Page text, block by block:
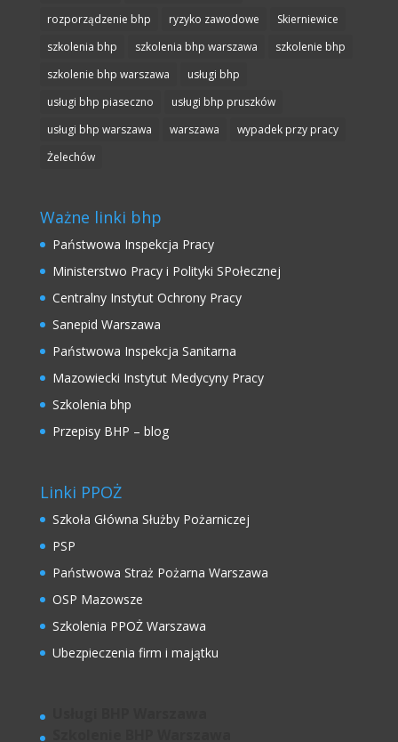
rozporządzenie bhp
ryzyko zawodowe
Skierniewice
szkolenia bhp
szkolenia bhp warszawa
szkolenie bhp
szkolenie bhp warszawa
usługi bhp
usługi bhp piaseczno
usługi bhp pruszków
usługi bhp warszawa
warszawa
wypadek przy pracy
Żelechów
Ważne linki bhp
Państwowa Inspekcja Pracy
Ministerstwo Pracy i Polityki SPołecznej
Centralny Instytut Ochrony Pracy
Sanepid Warszawa
Państwowa Inspekcja Sanitarna
Mazowiecki Instytut Medycyny Pracy
Szkolenia bhp
Przepisy BHP – blog
Linki PPOŻ
Szkoła Główna Służby Pożarniczej
PSP
Państwowa Straż Pożarna Warszawa
OSP Mazowsze
Szkolenia PPOŻ Warszawa
Ubezpieczenia firm i majątku